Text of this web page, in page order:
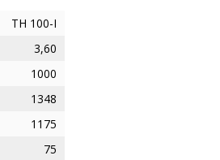
ТН 100-I
3,60
1000
1348
1175
75